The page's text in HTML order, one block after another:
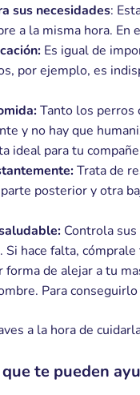
sus necesidades:
a la misma hora.
Es igual de
por ejemplo, es
Tanto los perros
y no hay que
ideal para tu
Trata de
posterior y otra
Controla
Si hace falta,
forma de alejar a tu
Para
a la hora de
te pueden